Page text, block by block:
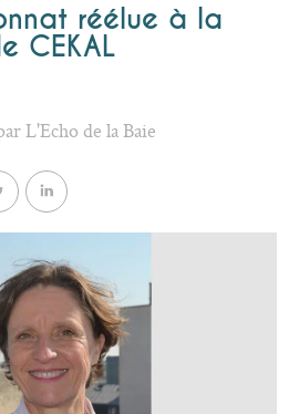
réélue à la
CEKAL
L'Echo de la Baie